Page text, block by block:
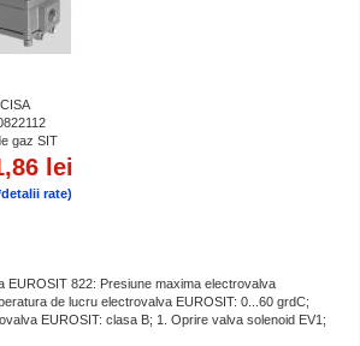
gaz SIT
lei
rate)
EUROSIT 822: Presiune maxima electrovalva
de lucru electrovalva EUROSIT: 0...60 grdC;
EUROSIT: clasa B; 1. Oprire valva solenoid EV1;